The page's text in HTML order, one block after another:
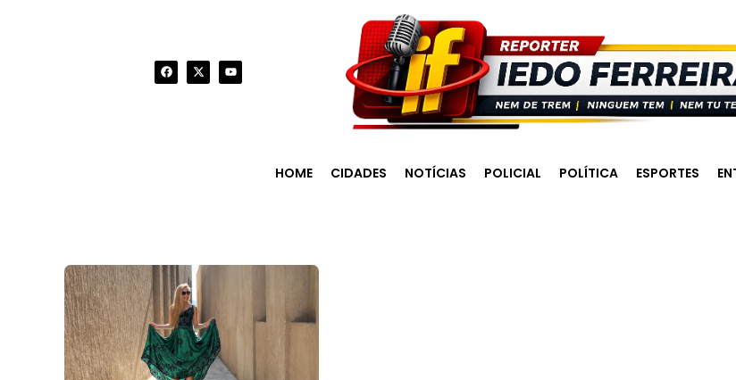
HOME CIDADES NOTÍCIAS POLICIAL POLÍTICA ESPORTES